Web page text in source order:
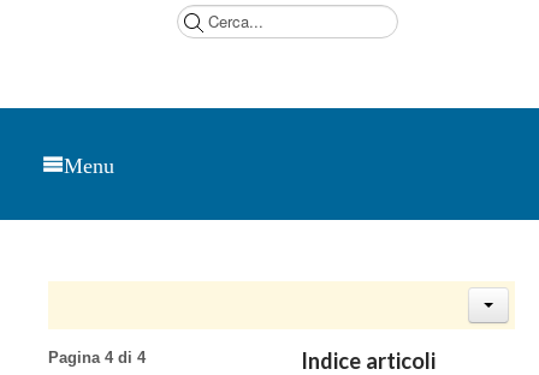
Menu
Indice articoli
Pagina 4 di 4